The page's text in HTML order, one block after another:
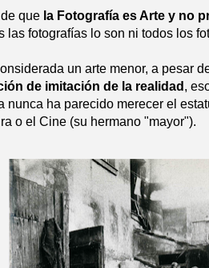
que la Fotografía es Arte y no
las fotografías lo son ni todos los
un arte menor, a pesar
de imitación de la realidad ,
nunca ha parecido merecer el
o el Cine (su hermano "mayor").